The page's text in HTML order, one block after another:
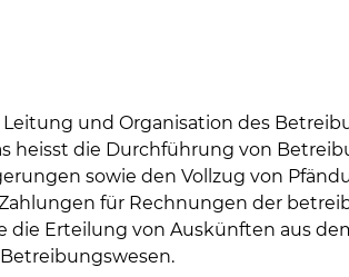
und Organisation des
heisst die Durchführung von
sowie den Vollzug von
für Rechnungen der
die Erteilung von Auskünften aus